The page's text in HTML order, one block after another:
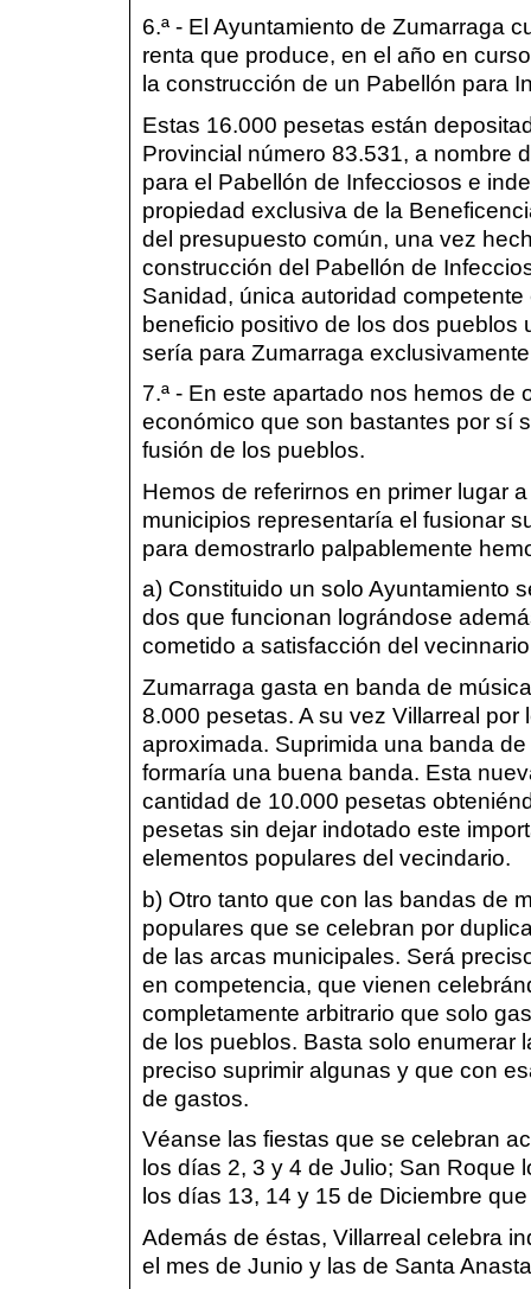
6.ª - El Ayuntamiento de Zumarraga
renta que produce, en el año en
la construcción de un Pabellón para
Estas 16.000 pesetas están
Provincial número 83.531, a nombre
para el Pabellón de Infecciosos e
propiedad exclusiva de la
del presupuesto común, una vez
construcción del Pabellón de
Sanidad, única autoridad
beneficio positivo de los dos
sería para Zumarraga
7.ª - En este apartado nos hemos
económico que son bastantes por sí
fusión de los pueblos.
Hemos de referirnos en primer lugar
municipios representaría el fusionar
para demostrarlo palpablemente
a) Constituido un solo Ayuntamiento
dos que funcionan lográndose
cometido a satisfacción del
Zumarraga gasta en banda de
8.000 pesetas. A su vez Villarreal
aproximada. Suprimida una banda
formaría una buena banda. Esta
cantidad de 10.000 pesetas
pesetas sin dejar indotado este
elementos populares del vecindario.
b) Otro tanto que con las bandas de
populares que se celebran por
de las arcas municipales. Será
en competencia, que vienen
completamente arbitrario que solo
de los pueblos. Basta solo enumerar
preciso suprimir algunas y que con
de gastos.
Véanse las fiestas que se celebran
los días 2, 3 y 4 de Julio; San Roque
los días 13, 14 y 15 de Diciembre
Además de éstas, Villarreal celebra
el mes de Junio y las de Santa